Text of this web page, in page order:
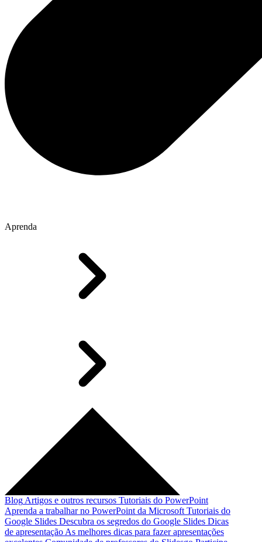
Aprenda
Blog Artigos e outros recursos Tutoriais do PowerPoint
Aprenda a trabalhar no PowerPoint da Microsoft Tutoriais do
Google Slides Descubra os segredos do Google Slides Dicas
de apresentação As melhores dicas para fazer apresentações